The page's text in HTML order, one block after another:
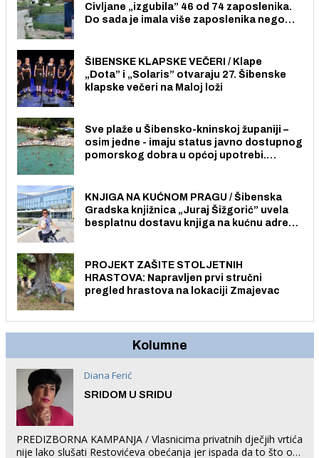
Civljane „izgubila” 46 od 74 zaposlenika.
Do sada je imala više zaposlenika nego
ŠIBENSKE KLAPSKE VEČERI / Klape
„Dota” i „Solaris” otvaraju 27. Šibenske
klapske večeri na Maloj loži
Sve plaže u Šibensko-kninskoj županiji –
osim jedne - imaju status javno dostupnog
pomorskog dobra u općoj upotrebi.
KNJIGA NA KUĆNOM PRAGU / Šibenska
Gradska knjižnica „Juraj Šižgorić” uvela
besplatnu dostavu knjiga na kućnu adresu
PROJEKT ZAŠITE STOLJETNIH
HRASTOVA: Napravljen prvi stručni
pregled hrastova na lokaciji Zmajevac
Kolumne
Diana Ferić
SRIDOM U SRIDU
PREDIZBORNA KAMPANJA / Vlasnicima privatnih dječjih vrtića
nije lako slušati Restovićeva obećanja jer ispada da to što oni